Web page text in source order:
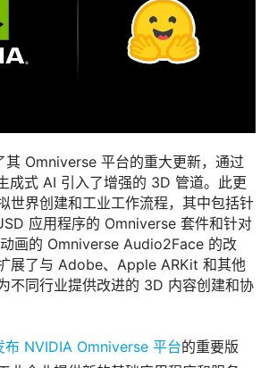
其 Omniverse 平台的重大更新，通过
成式 AI 引入了增强的 3D 管道。此更
世界创建和工业工作流程，其中包括针
应用程序的 Omniverse 套件和针对
画的 Omniverse Audio2Face 的改
展了与 Adob​​e、Apple ARKit 和其他
不同行业提供改进的 3D 内容创建和协
布 NVIDIA Omniverse 平台的重要版